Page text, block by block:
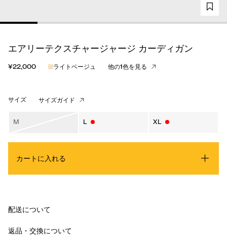
エアリーテクスチャージャージ カーディガン
¥22,000 ライトベージュ 他の1色を見る
サイズ サイズガイド
M L XL
カートに入れる
配送について
返品・交換について